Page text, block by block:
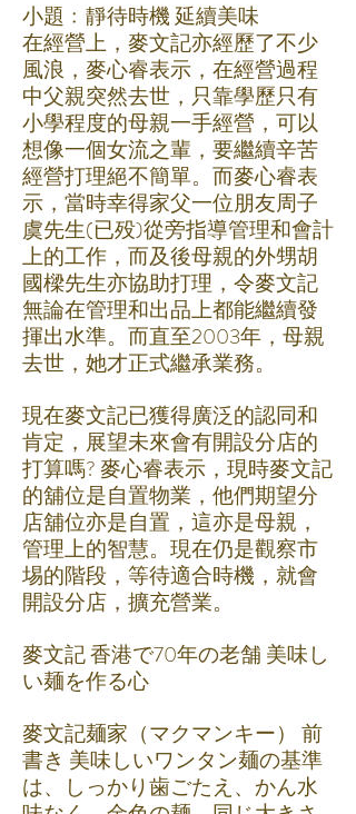
小題﹕靜待時機 延續美味
在經營上，麥文記亦經歷了不少
風浪，麥心睿表示，在經營過程
中父親突然去世，只靠學歷只有
小學程度的母親一手經營，可以
想像一個女流之輩，要繼續辛苦
經營打理絕不簡單。而麥心睿表
示，當時幸得家父一位朋友周子
虞先生(已殁)從旁指導管理和會計
上的工作，而及後母親的外甥胡
國樑先生亦協助打理，令麥文記
無論在管理和出品上都能繼續發
揮出水準。而直至2003年，母親
去世，她才正式繼承業務。
現在麥文記已獲得廣泛的認同和
肯定，展望未來會有開設分店的
打算嗎? 麥心睿表示，現時麥文記
的舖位是自置物業，他們期望分
店舖位亦是自置，這亦是母親，
管理上的智慧。 現在仍是觀察市
埸的階段，等待適合時機，就會
開設分店，擴充營業。
麥文記 香港で70年の老舗 美味し
い麺を作る心
麥文記麺家（マクマンキー） 前
書き 美味しいワンタン麺の基準
は、しっかり歯ごたえ、かん水